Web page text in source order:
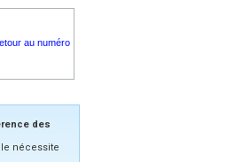
au numéro
des
nécessite